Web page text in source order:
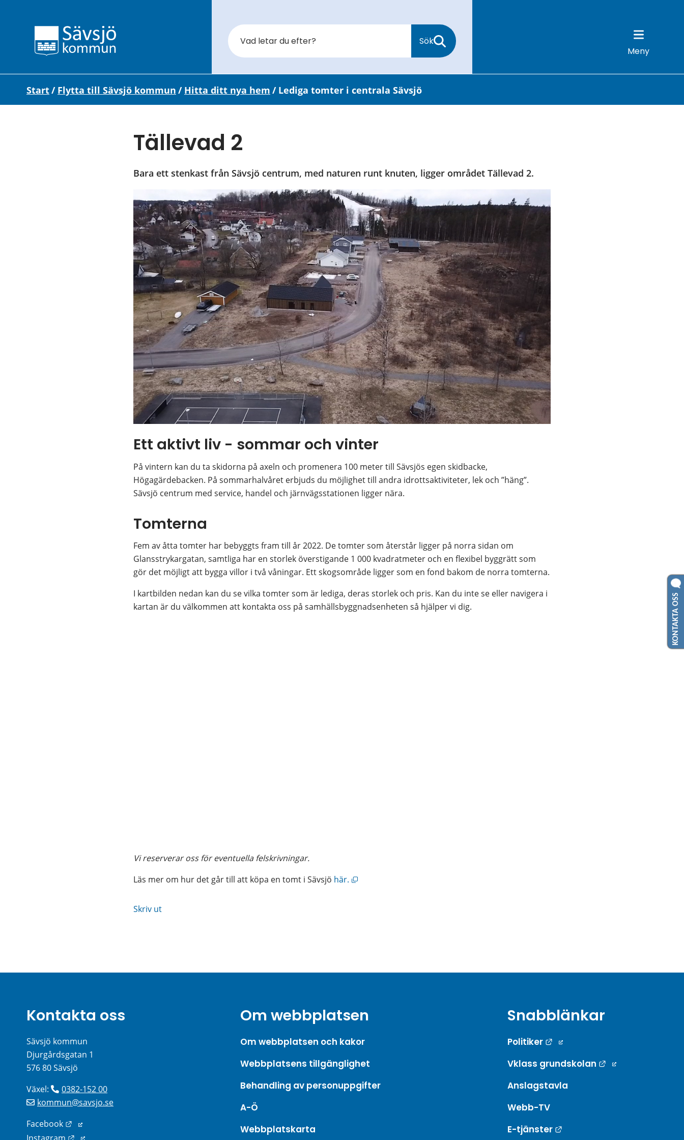
Sök
Meny
Start/ Flytta till Sävsjö kommun / Hitta ditt nya hem / Lediga tomter i centrala Sävsjö
Tällevad 2
Bara ett stenkast från Sävsjö centrum, med naturen runt knuten, ligger området Tällevad 2.
Ett aktivt liv - sommar och vinter
På vintern kan du ta skidorna på axeln och promenera 100 meter till Sävsjös egen skidbacke,
Högagärdebacken. På sommarhalvåret erbjuds du möjlighet till andra idrottsaktiviteter, lek och ”häng”.
Sävsjö centrum med service, handel och järnvägsstationen ligger nära.
Tomterna
Fem av åtta tomter har bebyggts fram till år 2022. De tomter som återstår ligger på norra sidan om
Glansstrykargatan, samtliga har en storlek överstigande 1 000 kvadratmeter och en flexibel byggrätt som
gör det möjligt att bygga villor i två våningar. Ett skogsområde ligger som en fond bakom de norra tomterna.
I kartbilden nedan kan du se vilka tomter som är lediga, deras storlek och pris. Kan du inte se eller navigera i
kartan är du välkommen att kontakta oss på samhällsbyggnadsenheten så hjälper vi dig.
Vi reserverar oss för eventuella felskrivningar.
Läs mer om hur det går till att köpa en tomt i Sävsjö här.
Skriv ut
Kontakta oss
Sävsjö kommun
Djurgårdsgatan 1
576 80 Sävsjö
Växel:
0382-152 00
kommun@savsjo.se
Facebook
Länk till annan webbplats.
Instagram
Länk till annan webbplats.
Om webbplatsen
Om webbplatsen och kakor
Webbplatsens tillgänglighet
Behandling av personuppgifter
A-Ö
Webbplatskarta
Snabblänkar
Politiker
Länk till annan webbplats.
Vklass grundskolan
Länk till annan
Anslagstavla
Webb-TV
E-tjänster
KONTAKTA OSS